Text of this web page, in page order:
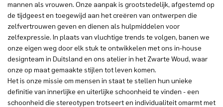
mannen als vrouwen. Onze aanpak is grootstedelijk, afgestemd op
de tijdgeest en toegewijd aan het creëren van ontwerpen die
zelfvertrouwen geven en dienen als hulpmiddelen voor
zelfexpressie. In plaats van vluchtige trends te volgen, banen we
onze eigen weg door elk stuk te ontwikkelen met ons in-house
designteam in Duitsland en ons atelier in het Zwarte Woud, waar
onze op maat gemaakte stijlen tot leven komen.
Het is onze missie om mensen in staat te stellen hun unieke
definitie van innerlijke en uiterlijke schoonheid te vinden - een
schoonheid die stereotypen trotseert en individualiteit omarmt met